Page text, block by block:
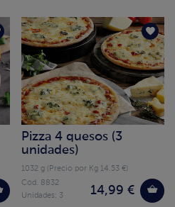
Pizza 4 quesos (3
unidades)
1032 g (Precio por Kg 14.53 €)
14,99 €
Cód. 8832
Unidades: 3